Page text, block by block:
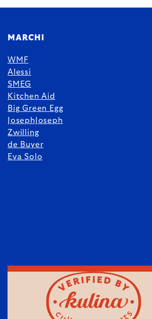
MARCHI
WMF
Alessi
SMEG
Kitchen Aid
Big Green Egg
JosephJoseph
Zwilling
de Buyer
Eva Solo